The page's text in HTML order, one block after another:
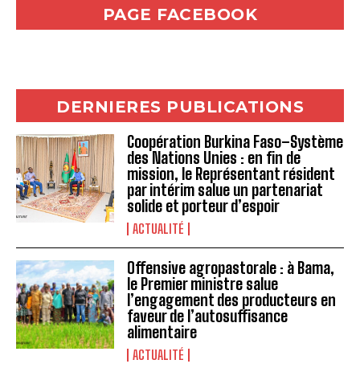
PAGE FACEBOOK
DERNIERES PUBLICATIONS
Coopération Burkina Faso–Système
des Nations Unies : en fin de
mission, le Représentant résident
par intérim salue un partenariat
solide et porteur d’espoir
ACTUALITÉ
Offensive agropastorale : à Bama,
le Premier ministre salue
l’engagement des producteurs en
faveur de l’autosuffisance
alimentaire
ACTUALITÉ